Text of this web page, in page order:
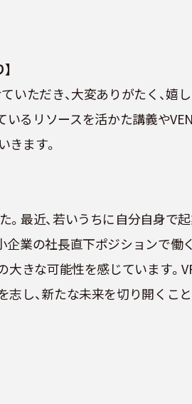
ただき、大変ありがたく、
るリソースを活かた講義や
きます。
最近、若いうちに自分自身
業の社長直下ポジションで
きな可能性を感じています。
し、新たな未来を切り開くこ